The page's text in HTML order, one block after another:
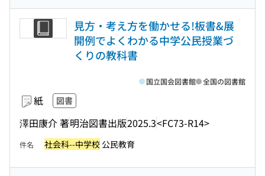
見方・考え方を働かせる!板書&展
開例でよくわかる中学公民授業づ
くりの教科書
紙 図書
澤田康介 著明治図書出版2025.3<FC73-R14>
国立国会図書館 全国の図書館
件名 社会科--中学校 公民教育